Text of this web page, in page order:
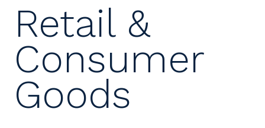
Retail &
Consumer
Goods